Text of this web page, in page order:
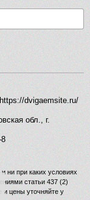
dvigaemsite.ru/
обл., г.
ни при каких условиях
статьи 437 (2)
и цены уточняйте у